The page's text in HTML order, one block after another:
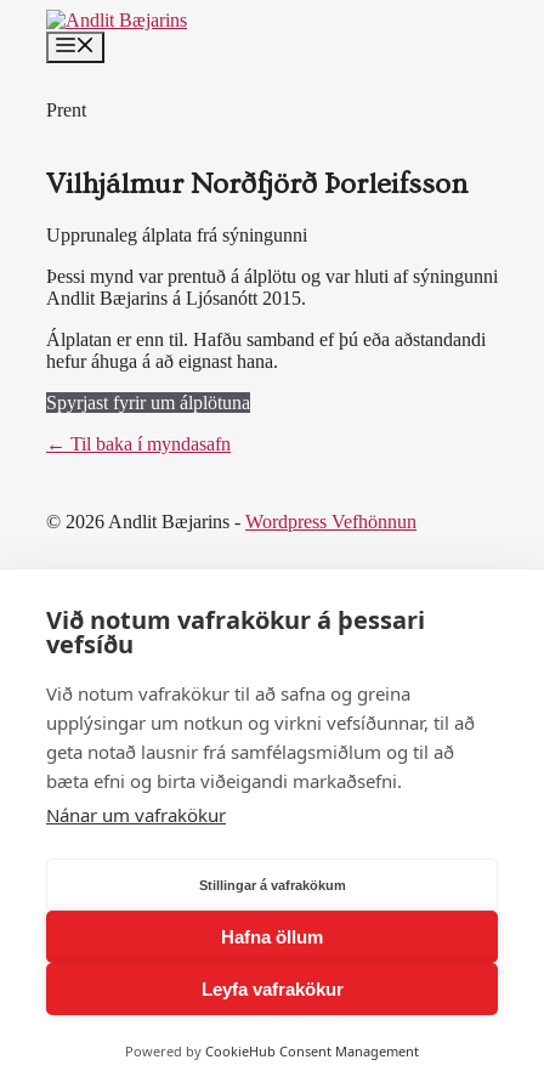
content
Prent
Vilhjálmur Norðfjörð Þorleifsson
Upprunaleg álplata frá sýningunni
Þessi mynd var prentuð á álplötu og var hluti af sýningunni
Andlit Bæjarins á Ljósanótt 2015.
Álplatan er enn til. Hafðu samband ef þú eða aðstandandi
hefur áhuga á að eignast hana.
Spyrjast fyrir um álplötuna
← Til baka í myndasafn
© 2026 Andlit Bæjarins - Wordpress Vefhönnun
Við notum vafrakökur á þessari
vefsíðu
Við notum vafrakökur til að safna og greina
upplýsingar um notkun og virkni vefsíðunnar, til að
geta notað lausnir frá samfélagsmiðlum og til að
bæta efni og birta viðeigandi markaðsefni.
Nánar um vafrakökur
Stillingar á vafrakökum
Hafna öllum
Leyfa vafrakökur
Powered by CookieHub Consent Management